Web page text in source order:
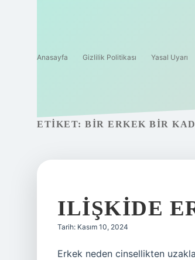
Anasayfa Gizlilik Politikası Yasal Uyarı
ETIKET: BIR ERKEK BIR
ILIŞKIDE
Tarih: Kasım 10, 2024
Erkek neden cinsellikten